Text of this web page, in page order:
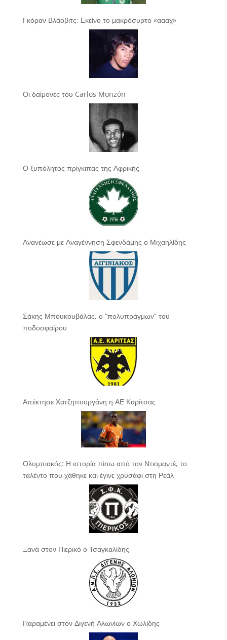
Γκόραν Βλάοβιτς: Εκείνο το μακρόσυρτο «αααχ»
Οι δαίμονες του Carlos Monzón
Ο ξυπόλητος πρίγκιπας της Αφρικής
Ανανέωσε με Αναγέννηση Σφενδάμης ο Μιχαηλίδης
Σάκης Μπουκουβάλας, ο “πολυπράγμων” του
ποδοσφαίρου
Απέκτησε Χατζηπουργάνη η ΑΕ Καρίτσας
Ολυμπιακός: Η ιστορία πίσω από τον Ντιομαντέ, το
ταλέντο που χάθηκε και έγινε χρυσάφι στη Ρεάλ
Ξανά στον Πιερικό ο Τσαγκαλίδης
Παραμένει στον Διγενή Αλωνίων ο Χωλίδης